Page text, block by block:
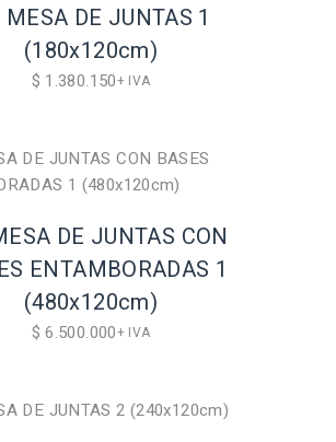
MESA DE JUNTAS 1
(180x120cm)
$ 1.380.150+ IVA
DE JUNTAS CON
ENTAMBORADAS 1
(480x120cm)
$ 6.500.000+ IVA